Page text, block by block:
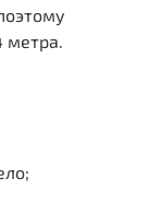
метра.